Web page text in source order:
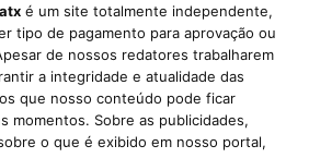
é um site totalmente independente,
tipo de pagamento para aprovação ou
de nossos redatores trabalharem
a integridade e atualidade das
que nosso conteúdo pode ficar
momentos. Sobre as publicidades,
o que é exibido em nosso portal,